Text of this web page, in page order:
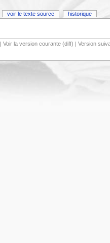
| Voir la version courante (diff) | Version
voir le texte source historique